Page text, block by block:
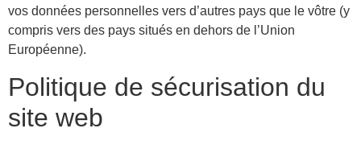
vos données personnelles vers d’autres pays que le vôtre (y
compris vers des pays situés en dehors de l’Union
Européenne).
Politique de sécurisation du
site web